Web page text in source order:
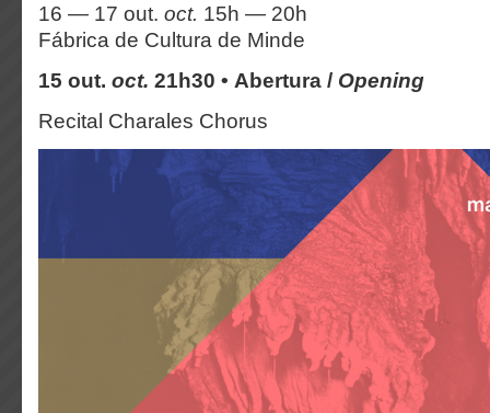
16 — 17 out. oct. 15h — 20h
Fábrica de Cultura de Minde
15 out. oct. 21h30 • Abertura / Opening
Recital Charales Chorus